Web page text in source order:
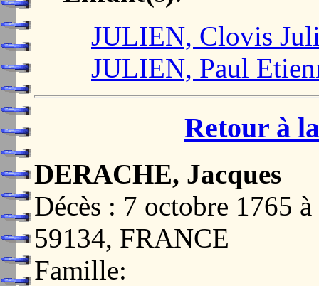
JULIEN, Clovis
JULIEN, Paul
Retour à
DERACHE, Jacques
Décès : 7 octobre 1765
59134, FRANCE
Famille: